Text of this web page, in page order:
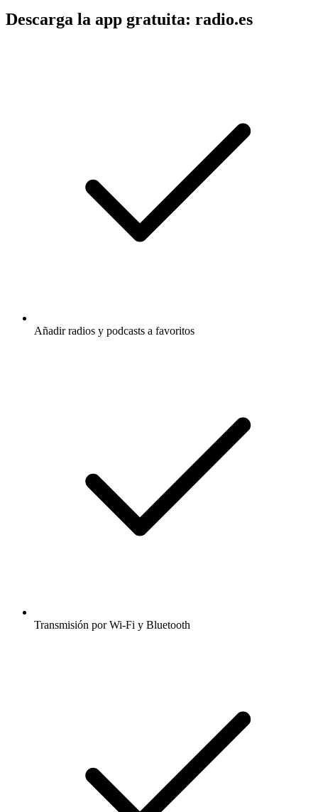
Descarga la app gratuita: radio.es
Añadir radios y podcasts a favoritos
Transmisión por Wi-Fi y Bluetooth